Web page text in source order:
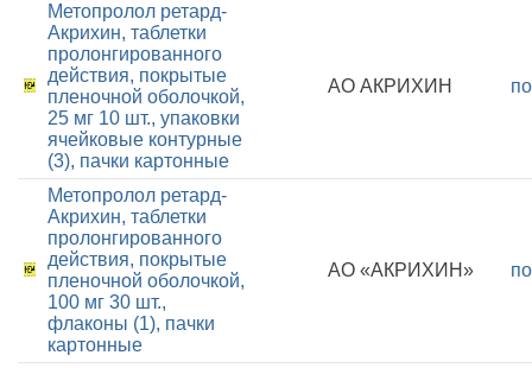
Метопролол ретард-
Акрихин, таблетки
пролонгированного
действия, покрытые
пленочной оболочкой,
25 мг 10 шт., упаковки
ячейковые контурные
(3), пачки картонные
АО АКРИХИН
Метопролол ретард-
Акрихин, таблетки
пролонгированного
действия, покрытые
пленочной оболочкой,
100 мг 30 шт.,
флаконы (1), пачки
картонные
АО «АКРИХИН»